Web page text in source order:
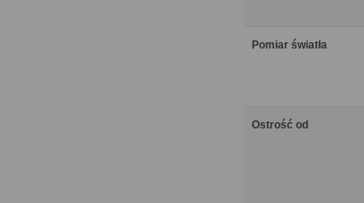
Pomiar światła
Ostrość od